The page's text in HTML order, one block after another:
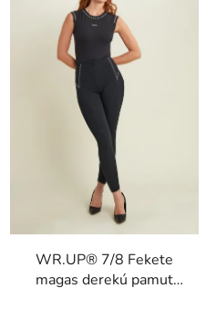
WR.UP® 7/8 Fekete
magas derekú pamut